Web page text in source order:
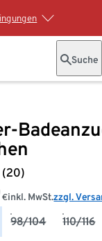
Suche
(20)
€inkl. MwSt.zzgl.
98/104 110/116